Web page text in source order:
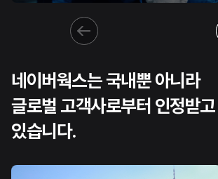
네이버웍스는 국내뿐 아니라
글로벌 고객사로부터 인정받고
있습니다.